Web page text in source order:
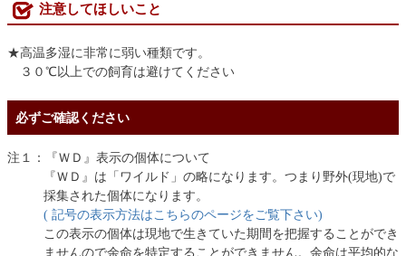
注意してほしいこと
★高温多湿に非常に弱い種類です。
３０℃以上での飼育は避けてください
必ずご確認ください
注１：『ＷＤ』表示の個体について
『ＷＤ』は「ワイルド」の略になります。つまり野外(現地)で
採集された個体になります。
( 記号の表示方法はこちらのページをご覧下さい)
この表示の個体は現地で生きていた期間を把握することができ
ませんので余命を特定することができません。余命は平均的な